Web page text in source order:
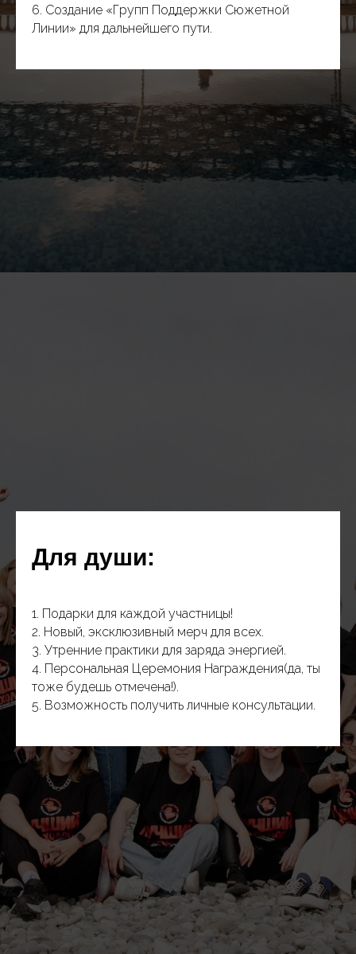
6. Создание «Групп Поддержки Сюжетной
Линии» для дальнейшего пути.
Для души:
1. Подарки для каждой участницы!
2. Новый, эксклюзивный мерч для всех.
3. Утренние практики для заряда энергией.
4. Персональная Церемония Награждения(да, ты
тоже будешь отмечена!).
5. Возможность получить личные консультации.